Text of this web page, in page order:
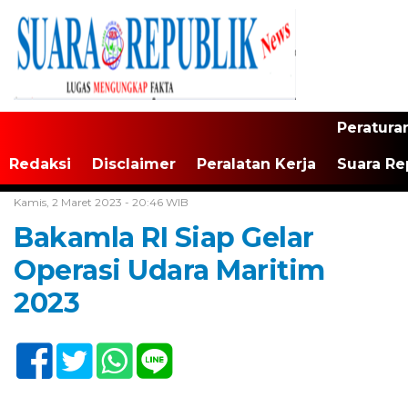
Redaksi Disclaimer Peralatan Kerja Suara
Kamis, 2 Maret 2023 - 20:46 WIB
Bakamla RI Siap Gelar
Operasi Udara Maritim
2023